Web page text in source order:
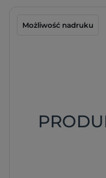
Możliwość nadruku